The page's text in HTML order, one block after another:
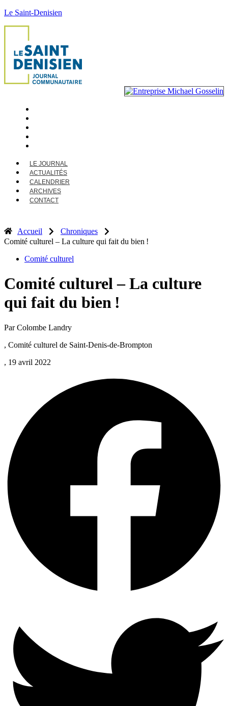
Le Saint-Denisien
LE JOURNAL
ACTUALITÉS
CALENDRIER
ARCHIVES
CONTACT
Accueil
Chroniques
Comité culturel – La culture qui fait du bien !
Comité culturel
Comité culturel – La culture
qui fait du bien !
Par Colombe Landry
, Comité culturel de Saint-Denis-de-Brompton
, 19 avril 2022